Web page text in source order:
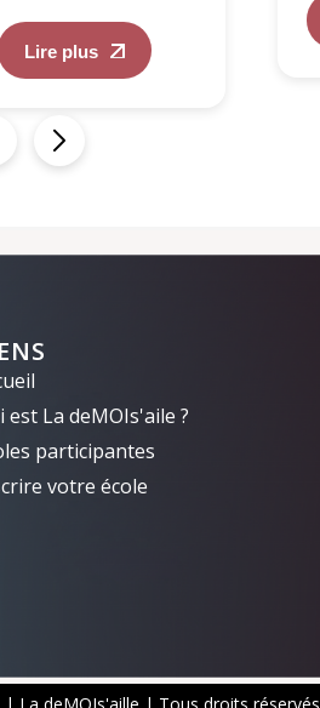
Lire plus
est La deMOIs'aile ?
participantes
votre école